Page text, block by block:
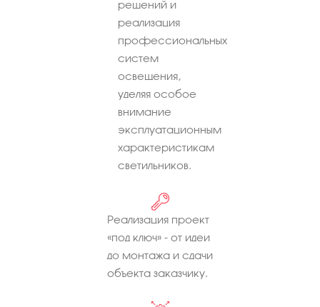
решений и
реализация
профессиональных
систем
освещения,
уделяя особое
внимание
эксплуатационным
характеристикам
светильников.
Реализация проект
«под ключ» - от идеи
до монтажа и сдачи
объекта заказчику.